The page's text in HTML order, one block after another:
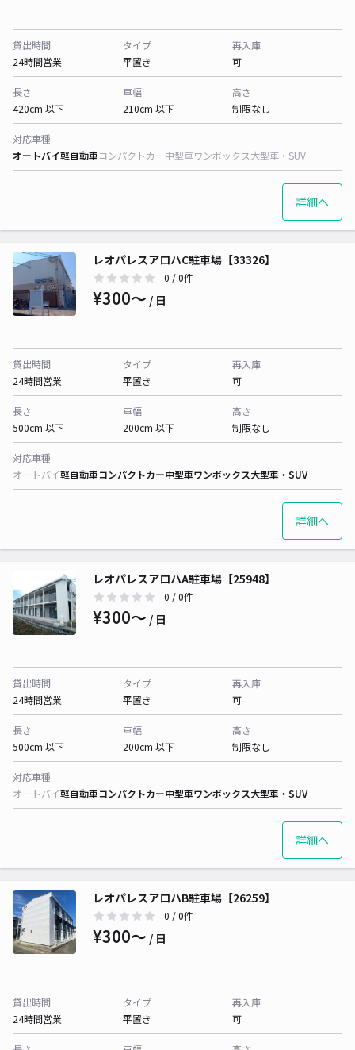
貸出時間
24時間営業
タイプ
平置き
再入庫
可
長さ
420cm 以下
車幅
210cm 以下
高さ
制限なし
対応車種
オートバイ軽自動車コンパクトカー中型車ワンボックス大型車・SUV
詳細へ
レオパレスアロハC駐車場【33326】
0 / 0件
¥300〜 / 日
貸出時間
24時間営業
タイプ
平置き
再入庫
可
長さ
500cm 以下
車幅
200cm 以下
高さ
制限なし
対応車種
オートバイ軽自動車コンパクトカー中型車ワンボックス大型車・SUV
詳細へ
レオパレスアロハA駐車場【25948】
0 / 0件
¥300〜 / 日
貸出時間
24時間営業
タイプ
平置き
再入庫
可
長さ
500cm 以下
車幅
200cm 以下
高さ
制限なし
対応車種
オートバイ軽自動車コンパクトカー中型車ワンボックス大型車・SUV
詳細へ
レオパレスアロハB駐車場【26259】
0 / 0件
¥300〜 / 日
貸出時間
24時間営業
タイプ
平置き
再入庫
可